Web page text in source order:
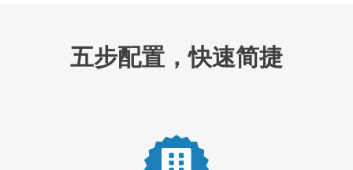
五步配置，快速简捷